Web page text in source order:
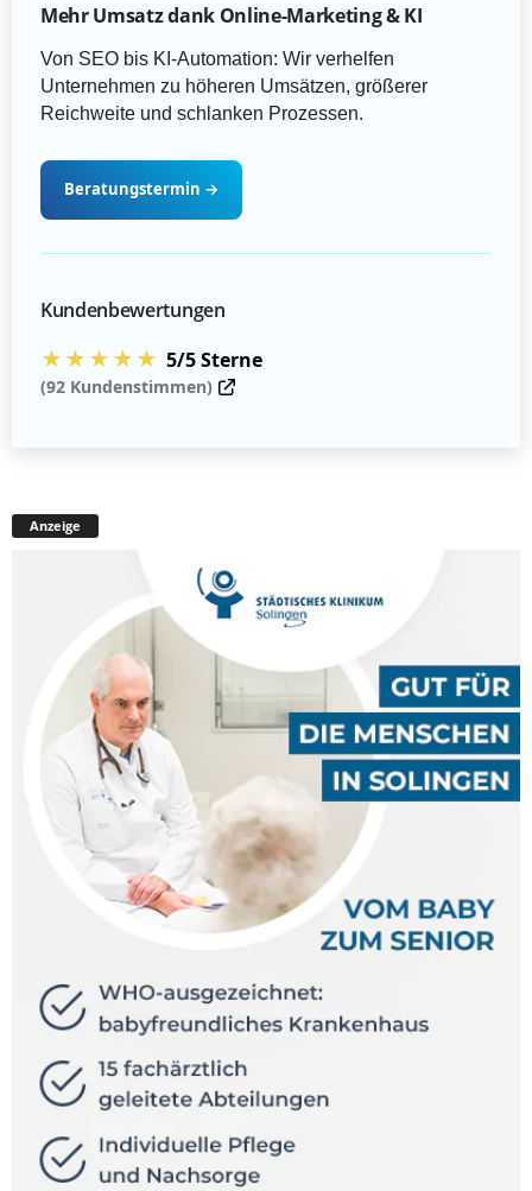
Mehr Umsatz dank Online-Marketing & KI
Von SEO bis KI-Automation: Wir verhelfen
Unternehmen zu höheren Umsätzen, größerer
Reichweite und schlanken Prozessen.
Beratungstermin →
Kundenbewertungen
★★★★★ 5/5 Sterne
(92 Kundenstimmen)
Anzeige